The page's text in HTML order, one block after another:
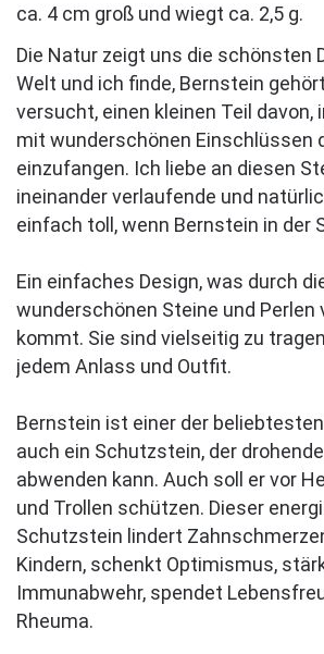
ca. 4 cm groß und wiegt ca. 2,5 g.
Die Natur zeigt uns die schönsten
Welt und ich finde, Bernstein
versucht, einen kleinen Teil davon,
mit wunderschönen Einschlüssen
einzufangen. Ich liebe an diesen
ineinander verlaufende und
einfach toll, wenn Bernstein in der
Ein einfaches Design, was durch
wunderschönen Steine und Perlen
kommt. Sie sind vielseitig zu
jedem Anlass und Outfit.
Bernstein ist einer der
auch ein Schutzstein, der
abwenden kann. Auch soll er vor
und Trollen schützen. Dieser
Schutzstein lindert
Kindern, schenkt Optimismus,
Immunabwehr, spendet
Rheuma.